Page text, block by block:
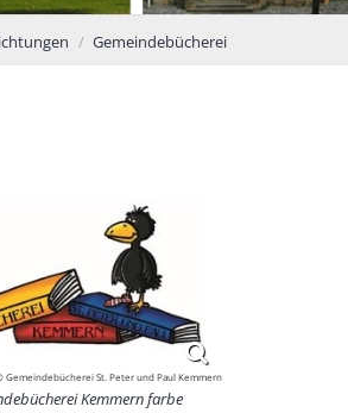
Gemeindebücherei
Gemeindebücherei St. Peter und Paul Kemmern
Kemmern farbe